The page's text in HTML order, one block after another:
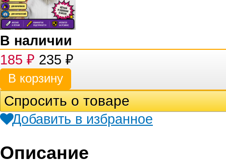
В наличии
185 ₽ 235 ₽
Спросить о товаре
Добавить в избранное
Описание